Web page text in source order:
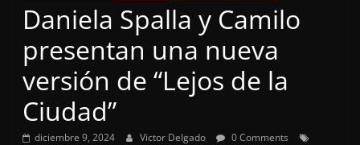
Daniela Spalla y Camilo
presentan una nueva
versión de “Lejos de la
Ciudad”
diciembre 9, 2024 Victor Delgado
0 Comments